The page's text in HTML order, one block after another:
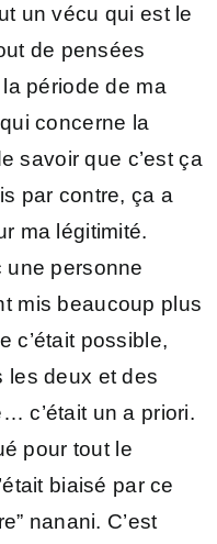
un vécu qui est le
de pensées
période de ma
concerne la
savoir que c’est ça
par contre, ça a
ma légitimité.
une personne
mis beaucoup plus
c’était possible,
les deux et des
c’était un a priori.
pour tout le
biaisé par ce
nanani. C’est